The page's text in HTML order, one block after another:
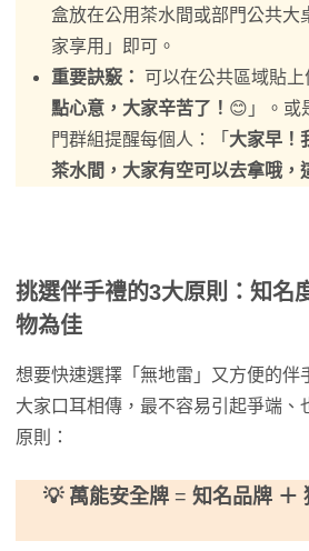
盒放在公用茶水間或部門公共大
家享用」即可。
重要訣竅：
可以在公共區域貼
點心意，大家辛苦了！ 😊」。或
門群組提醒每個人：「 大家早！
茶水間，大家有空可以去拿哦，
挑選伴手禮的3大原則：知名
物為佳
想要快速選擇「無地雷」又方便的伴
大家口耳相傳，最不容易引起爭端、
原則：
💡 萬能安全牌 = 知名品牌 ＋